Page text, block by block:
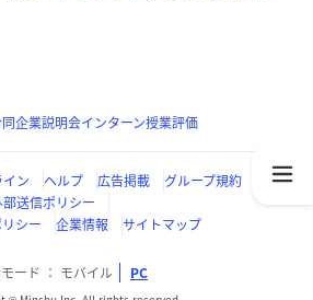
企業説明会インターン授業評価
ン ヘルプ 広告掲載
グループ規約
送信ポリシー
シー
企業情報 サイトマップ
ード モバイル PC